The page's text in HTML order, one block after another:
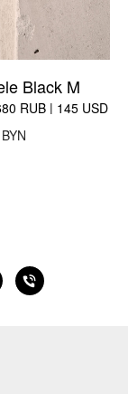
Black M
RUB | 145 USD |
BYN